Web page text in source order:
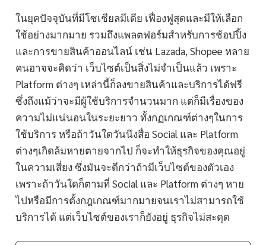
ในยุคปัจจุบันที่มีโซเชียลมีเดีย เฟื่องฟูสุดและมีให้เลือก
ใช้อย่างมากมาย รวมถึงแพลตฟอร์มสำหรับการช้อปปิ้ง
และการขายสินค้าออนไลน์ เช่น Lazada, Shopee หลาย
คนอาจจะคิดว่า เว็บไซต์เป็นสิ่งไม่จำเป็นแล้ว เพราะ
Platform ต่างๆ เหล่านี้ก็ลงขายสินค้าและบริการได้ฟรี
ซึ่งถึงแม้ว่าจะมีผู้ใช้บริการจำนวนมาก แต่ก็มีเรื่องของ
ความไม่แน่นอนในระยะยาว ทั้งกฏเกณฑ์ต่างๆในการ
ใช้บริการ หรือถ้าวันใดวันนึงสื่อ Social และ Platform
ต่างๆเกิดล้มหายตายจากไป ก็จะทำให้ธุรกิจของคุณอยู่
ในความเสี่ยง ซึ่งมันจะดีกว่าถ้ามีเว็บไซต์ของตัวเอง
เพราะถ้าวันใดก็ตามที่ Social และ Platform ต่างๆ หาย
ไปหรือมีการตั้งกฎเกณฑ์มากมายจนเราไม่สามารถใช้
บริการได้ แต่เว็บไซต์ของเราก็ยังอยู่ ธุรกิจไม่สะดุด